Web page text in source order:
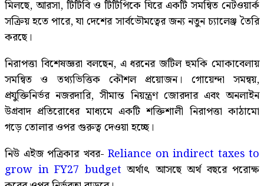
মিলছে, আরসা, টিটিবি ও টিটিপিকে ঘিরে একটি সমন্বিত নেটওয়ার্ক
সক্রিয় হতে পারে, যা দেশের সার্বভৌমত্বের জন্য নতুন চ্যালেঞ্জ তৈরি
করছে।
নিরাপত্তা বিশেষজ্ঞরা বলছেন, এ ধরনের জটিল হুমকি মোকাবেলায়
সমন্বিত ও তথ্যভিত্তিক কৌশল প্রয়োজন। গোয়েন্দা সমন্বয়,
প্রযুক্তিনির্ভর নজরদারি, সীমান্ত নিয়ন্ত্রণ জোরদার এবং অনলাইন
উগ্রবাদ প্রতিরোধের মাধ্যমে একটি শক্তিশালী নিরাপত্তা কাঠামো
গড়ে তোলার ওপর গুরুত্ব দেওয়া হচ্ছে।
নিউ এইজ পত্রিকার খবর- Reliance on indirect taxes to
grow in FY27 budgetঅর্থাৎ আসছে অর্থ বছরে পরোক্ষ